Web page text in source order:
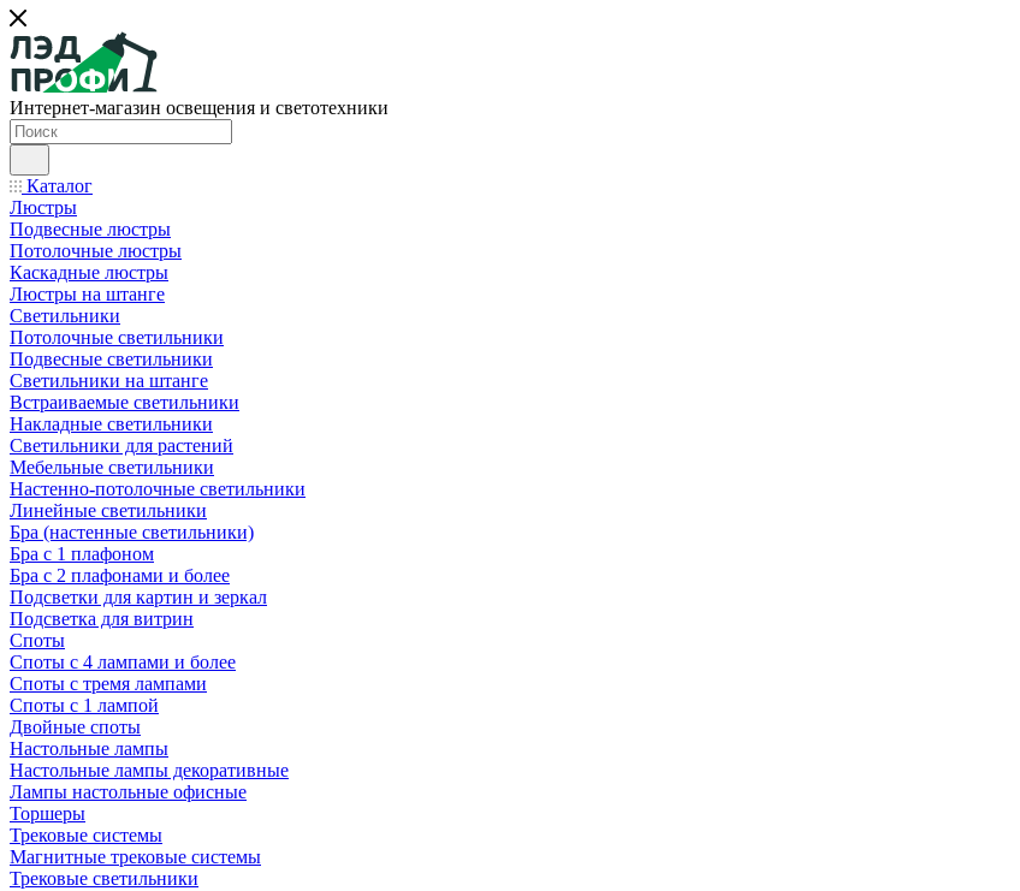
Интернет-магазин освещения и светотехники
Каталог
Люстры
Подвесные люстры
Потолочные люстры
Каскадные люстры
Люстры на штанге
Светильники
Потолочные светильники
Подвесные светильники
Светильники на штанге
Встраиваемые светильники
Накладные светильники
Светильники для растений
Мебельные светильники
Настенно-потолочные светильники
Линейные светильники
Бра (настенные светильники)
Бра с 1 плафоном
Бра с 2 плафонами и более
Подсветки для картин и зеркал
Подсветка для витрин
Споты
Споты с 4 лампами и более
Споты с тремя лампами
Споты с 1 лампой
Двойные споты
Настольные лампы
Настольные лампы декоративные
Лампы настольные офисные
Торшеры
Трековые системы
Магнитные трековые системы
Трековые светильники